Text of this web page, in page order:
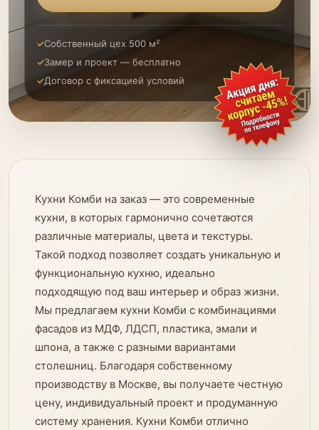
Собственный цех 500 м²
Замер и проект — бесплатно
Договор с фиксацией условий
Кухни Комби на заказ — это современные
кухни, в которых гармонично сочетаются
различные материалы, цвета и текстуры.
Такой подход позволяет создать уникальную и
функциональную кухню, идеально
подходящую под ваш интерьер и образ жизни.
Мы предлагаем кухни Комби с комбинациями
фасадов из МДФ, ЛДСП, пластика, эмали и
шпона, а также с разными вариантами
столешниц. Благодаря собственному
производству в Москве, вы получаете честную
цену, индивидуальный проект и продуманную
систему хранения. Кухни Комби отлично